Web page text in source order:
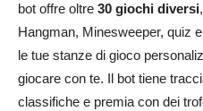
bot offre oltre 30 giochi diversi
Hangman, Minesweeper, quiz
le tue stanze di gioco
giocare con te. Il bot tiene
classifiche e premia con dei